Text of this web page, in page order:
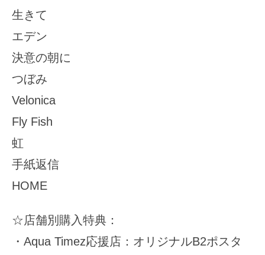
生きて
エデン
決意の朝に
つぼみ
Velonica
Fly Fish
虹
手紙返信
HOME
☆店舗別購入特典：
・Aqua Timez応援店：オリジナルB2ポスタ